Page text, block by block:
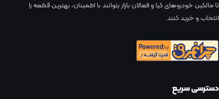
تا مالکین خودروهای کیا و فعالان بازار بتوانند با اطمینان، بهترین قطعه را
انتخاب و خرید کنند.
دسترسی سریع